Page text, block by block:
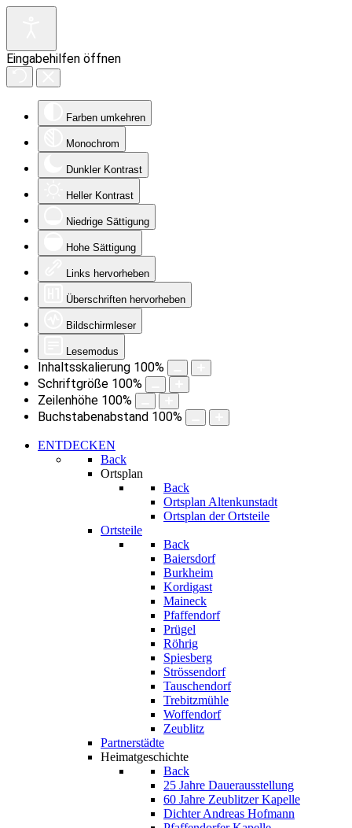
Eingabehilfen öffnen
Farben umkehren
Monochrom
Dunkler Kontrast
Heller Kontrast
Niedrige Sättigung
Hohe Sättigung
Links hervorheben
Überschriften hervorheben
Bildschirmleser
Lesemodus
Inhaltsskalierung 100%
Schriftgröße 100%
Zeilenhöhe 100%
Buchstabenabstand 100%
ENTDECKEN
Back
Ortsplan
Back
Ortsplan Altenkunstadt
Ortsplan der Ortsteile
Ortsteile
Back
Baiersdorf
Burkheim
Kordigast
Maineck
Pfaffendorf
Prügel
Röhrig
Spiesberg
Strössendorf
Tauschendorf
Trebitzmühle
Woffendorf
Zeublitz
Partnerstädte
Heimatgeschichte
Back
25 Jahre Dauerausstellung
60 Jahre Zeublitzer Kapelle
Dichter Andreas Hofmann